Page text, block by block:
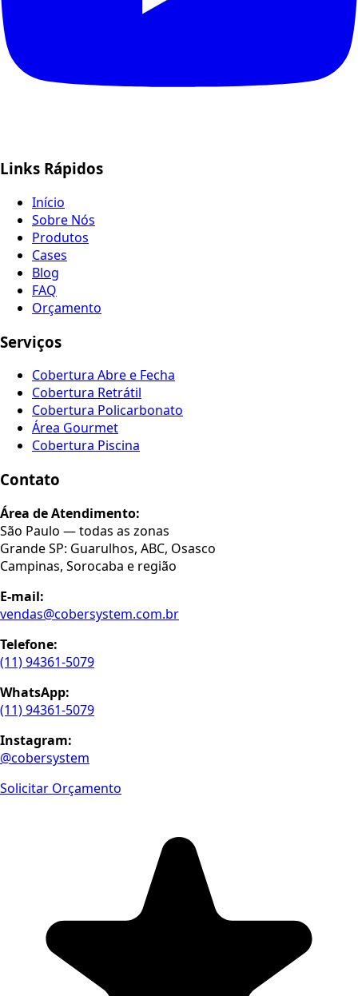
Links Rápidos
Início
Sobre Nós
Produtos
Cases
Blog
FAQ
Orçamento
Serviços
Cobertura Abre e Fecha
Cobertura Retrátil
Cobertura Policarbonato
Área Gourmet
Cobertura Piscina
Contato
Área de Atendimento:
São Paulo — todas as zonas
Grande SP: Guarulhos, ABC, Osasco
Campinas, Sorocaba e região
E-mail:
vendas@cobersystem.com.br
Telefone:
(11) 94361-5079
WhatsApp:
(11) 94361-5079
Instagram:
@cobersystem
Solicitar Orçamento